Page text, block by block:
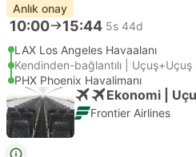
Anlık onay
10:00 15:44 5s 44d
LAX Los Angeles Havaalanı
Kendinden-bağlantılı | Uçuş+Uçuş
PHX Phoenix Havalimanı
Ekonomi |
Frontier Airlines